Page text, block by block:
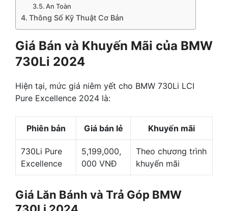
An Toàn
Thông Số Kỹ Thuật Cơ Bản
Giá Bán và Khuyến Mãi của BMW
730Li 2024
Hiện tại, mức giá niêm yết cho BMW 730Li LCI
Pure Excellence 2024 là:
Phiên bản Giá bán lẻ Khuyến mãi
730Li Pure
Excellence
5,199,000,
000 VNĐ
Theo chương trình
khuyến mãi
Giá Lăn Bánh và Trả Góp BMW